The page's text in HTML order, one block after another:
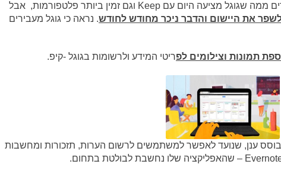
המוצר של Evernote כולל הרבה יותר פיצ'רים ממה שגוגל מציעה היום עם Keep וגם זמין ביותר פלטפורמות, אבל
את היישום והדבר ניכר מחודש לחודש. נראה כי גוגל מעבירים
תמונות וצילומים לפריטי המידע ולרשומות בגוגל -קיפ.
ענן, שנועד לאפשר למשתמשים לרשום הערות, תזכורות ומחשבות